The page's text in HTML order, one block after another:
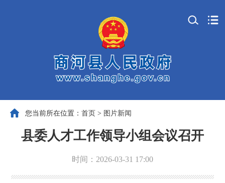
您当前所在位置： 首页 > 图片新闻
县委人才工作领导小组会议召开
时间：2026-03-31 17:00